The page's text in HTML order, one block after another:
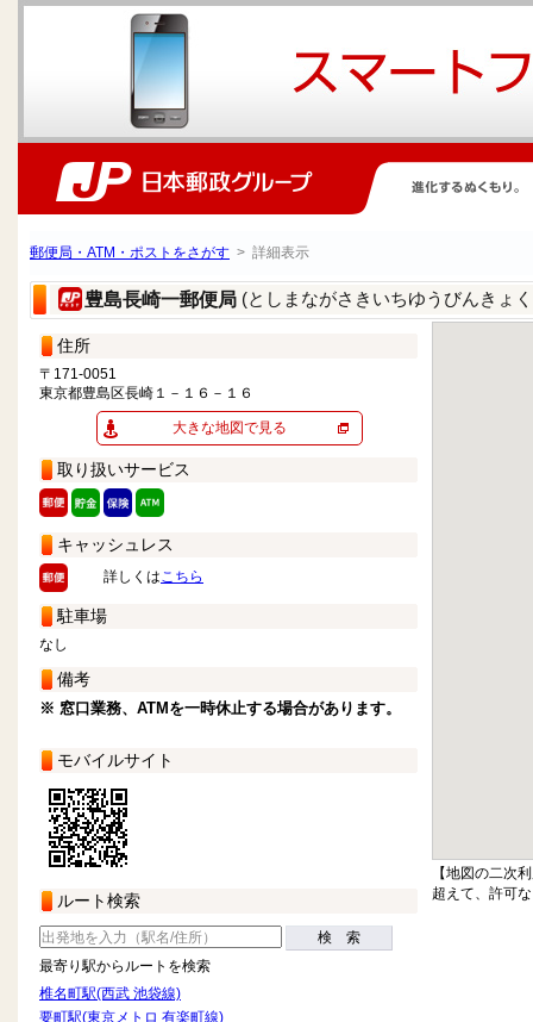
郵便局・ATM・ポストをさがす > 詳細表示
豊島長崎一郵便局 (としまながさきいちゆうびんきょ
住所
〒171-0051
東京都豊島区長崎１－１６－１６
大きな地図で見る
取り扱いサービス
キャッシュレス
詳しくはこちら
駐車場
なし
備考
※ 窓口業務、ATMを一時休止する場合があります。
モバイルサイト
ルート検索
検 索
最寄り駅からルートを検索
椎名町駅(西武 池袋線)
要町駅(東京メトロ 有楽町線)
【地図の二次
超えて、許可